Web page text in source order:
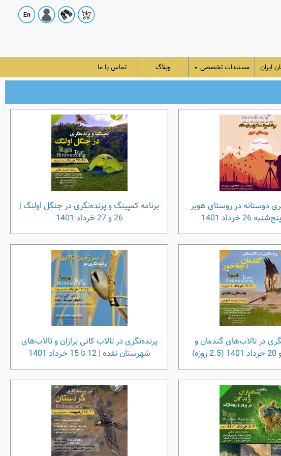
ایران مستندات تخصصی ▼ وبلاگ تماس با ما
دوستانه در روستای هویر
26 خرداد 1401
برنامه کمپینگ و پرنده‌نگری در جنگل اولنگ |
26 و 27 خرداد 1401
در تالاب‌های گندمان و
پرنده‌نگری در تالاب کانی برازان و تالاب‌های
شهرستان نقده | 12 تا 15 خرداد 1401